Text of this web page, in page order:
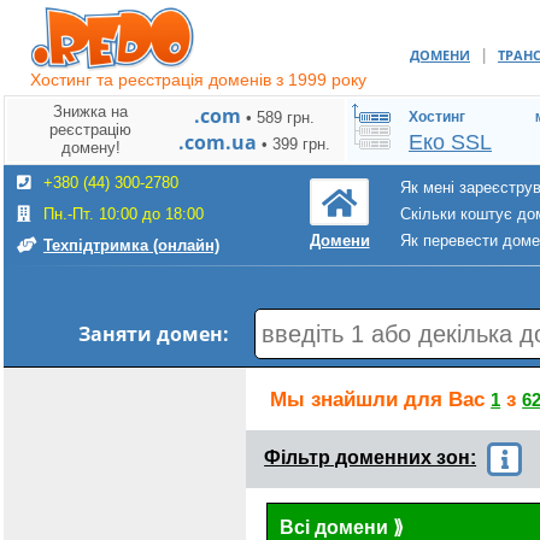
Хостинг та реєстрація доменів з 1999 року
ДОМЕНИ |
Знижка на
реєстрацію
домену!
.com • 589 грн.
.com.ua • 399 грн.
Хостинг
Еко SSL
+380 (44) 300-2780
Пн.-Пт. 10:00 до 18:00
Техпідтримка (онлайн)
Домени
Як мені
Скільки коштує
Як перевести
Заняти домен:
Мы знайшли для Вас 1 з
Фільтр доменних зон:
Всі домени ⟫